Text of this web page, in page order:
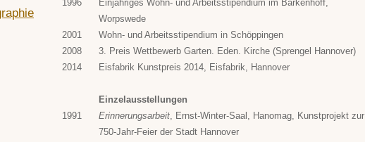
1996
Einjähriges Wohn- und Arbeitsstipendium im Barkenhoff,
Worpswede
2001
Wohn- und Arbeitsstipendium in Schöppingen
2008
3. Preis Wettbewerb Garten. Eden. Kirche (Sprengel Hannover)
2014
Eisfabrik Kunstpreis 2014, Eisfabrik, Hannover
Einzelausstellungen
1991
Erinnerungsarbeit, Ernst-Winter-Saal, Hanomag, Kunstprojekt zur
750-Jahr-Feier der Stadt Hannover